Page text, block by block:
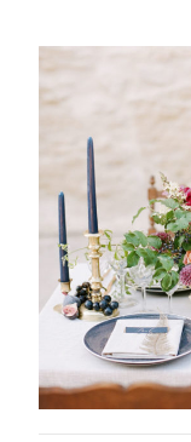
Etiam
sem